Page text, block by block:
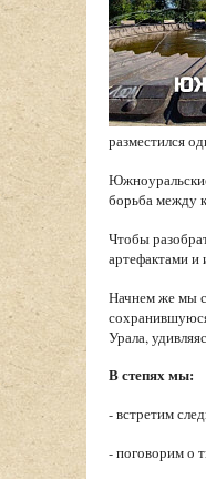
разместился
борьба между
Чтобы
артефактами и
Начнем же мы с
Урала,
В степях мы:
- встретим
- поговорим о